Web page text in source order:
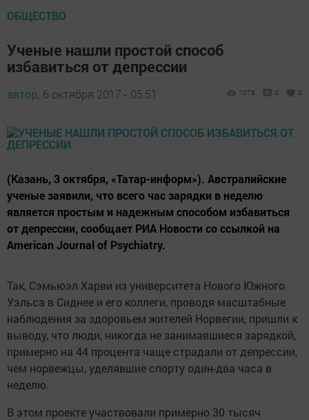
ОБЩЕСТВО
Ученые нашли простой способ
избавиться от депрессии
автор, 6 октября 2017 - 05:51 1078 0 0
(Казань, 3 октября, «Татар-информ»). Австралийские
ученые заявили, что всего час зарядки в неделю
является простым и надежным способом избавиться
от депрессии, сообщает РИА Новости со ссылкой на
American Journal of Psychiatry.
Так, Сэмьюэл Харви из университета Нового Южного
Уэльса в Сиднее и его коллеги, проводя масштабные
наблюдения за здоровьем жителей Норвегии, пришли к
выводу, что люди, никогда не занимавшиеся зарядкой,
примерно на 44 процента чаще страдали от депрессии,
чем норвежцы, уделявшие спорту один-два часа в
неделю.
В этом проекте участвовали примерно 30 тысяч